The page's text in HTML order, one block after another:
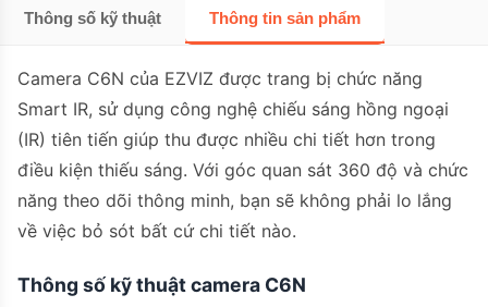
Thông số kỹ thuật Thông tin sản phẩm
Camera C6N của EZVIZ được trang bị chức năng
Smart IR, sử dụng công nghệ chiếu sáng hồng ngoại
(IR) tiên tiến giúp thu được nhiều chi tiết hơn trong
điều kiện thiếu sáng. Với góc quan sát 360 độ và chức
năng theo dõi thông minh, bạn sẽ không phải lo lắng
về việc bỏ sót bất cứ chi tiết nào.
Thông số kỹ thuật camera C6N